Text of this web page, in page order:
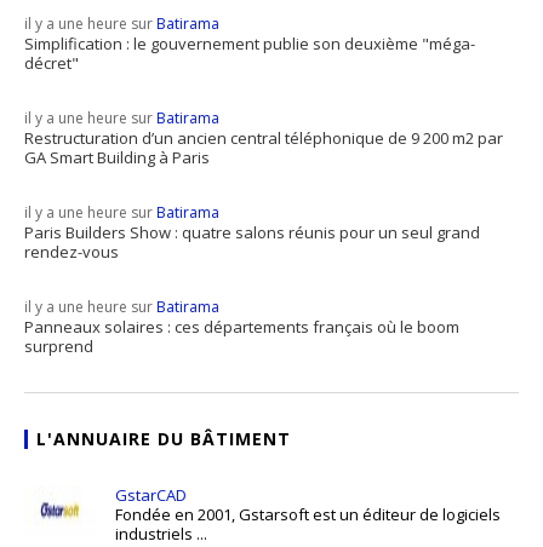
il y a une heure surBatirama
Simplification : le gouvernement publie son deuxième "méga-
décret"
il y a une heure surBatirama
Restructuration d’un ancien central téléphonique de 9 200 m2 par
GA Smart Building à Paris
il y a une heure surBatirama
Paris Builders Show : quatre salons réunis pour un seul grand
rendez-vous
il y a une heure surBatirama
Panneaux solaires : ces départements français où le boom
surprend
L'ANNUAIRE DU BÂTIMENT
GstarCAD
Fondée en 2001, Gstarsoft est un éditeur de logiciels
industriels ...